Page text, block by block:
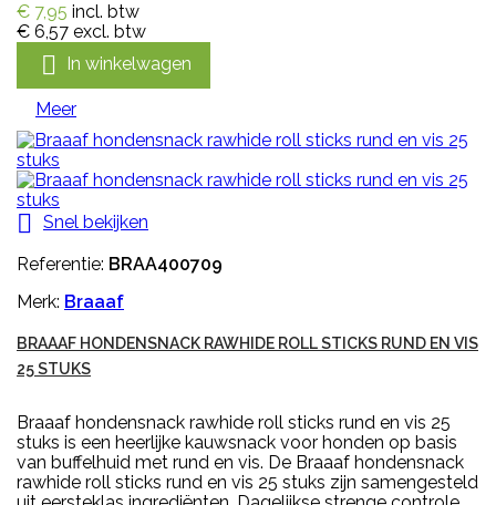
€ 7,95 incl. btw
€ 6,57 excl. btw
 In winkelwagen
Meer

Snel bekijken
Referentie: BRAA400709
Merk: Braaaf
BRAAAF HONDENSNACK RAWHIDE ROLL STICKS RUND EN VIS
25 STUKS
Braaaf hondensnack rawhide roll sticks rund en vis 25
stuks is een heerlijke kauwsnack voor honden op basis
van buffelhuid met rund en vis. De Braaaf hondensnack
rawhide roll sticks rund en vis 25 stuks zijn samengesteld